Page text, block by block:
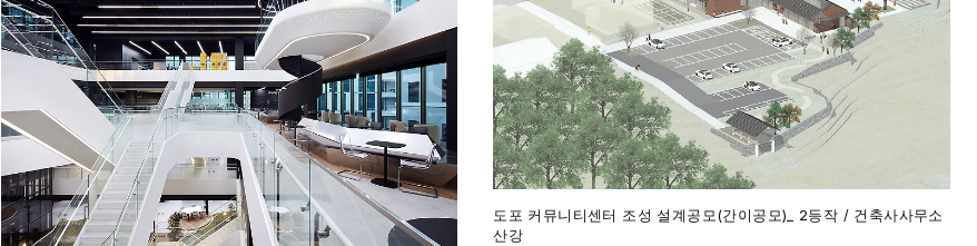
도포 커뮤니티센터 조성 설계공모(간이공모)_ 2등작 / 건축사사무소
산강